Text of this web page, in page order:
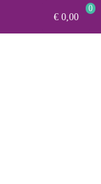
€ 0,00
0